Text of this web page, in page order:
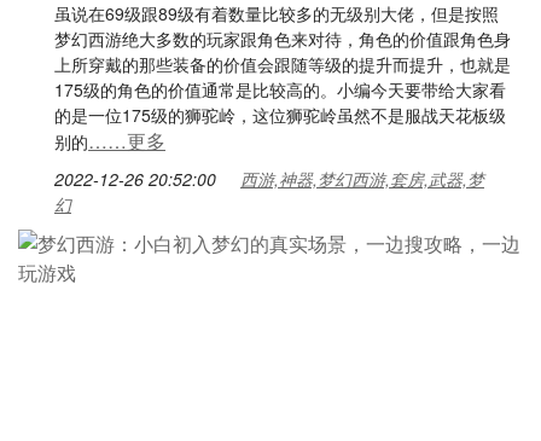
虽说在69级跟89级有着数量比较多的无级别大佬，但是按照
梦幻西游绝大多数的玩家跟角色来对待，角色的价值跟角色身
上所穿戴的那些装备的价值会跟随等级的提升而提升，也就是
175级的角色的价值通常是比较高的。小编今天要带给大家看
的是一位175级的狮驼岭，这位狮驼岭虽然不是服战天花板级
别的……更多
2022-12-26 20:52:00
西游,神器,梦幻西游,套房,武器,梦
幻